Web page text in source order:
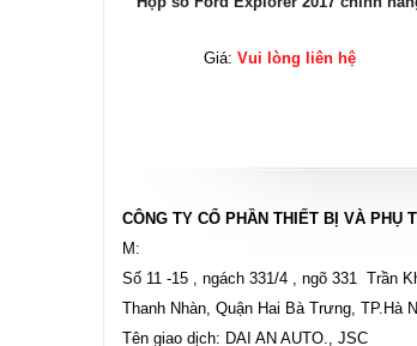
Giá:Vui lòng liên hệ
CÔNG TY CỔ PHẦN THIẾT BỊ VÀ PHỤ
M:
Số 11 -15 , ngách 331/4 , ngõ 331 Trần
Thanh Nhàn, Quận Hai Bà Trưng, TP.Hà
Tên giao dịch: DAI AN AUTO., JSC